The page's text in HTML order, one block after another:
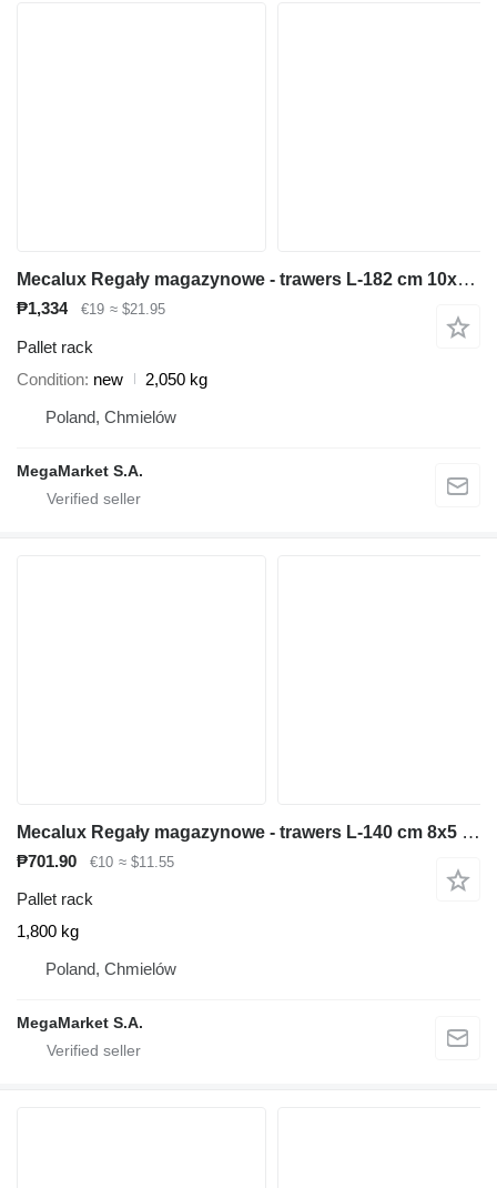
Mecalux Regały magazynowe - trawers L-182 cm 10x5 cm nowy
₱1,334 €19 ≈ $21.95
Pallet rack
Condition new
2,050 kg
Poland, Chmielów
MegaMarket S.A.
Mecalux Regały magazynowe - trawers L-140 cm 8x5 cm używany
₱701.90 €10 ≈ $11.55
Pallet rack
1,800 kg
Poland, Chmielów
MegaMarket S.A.